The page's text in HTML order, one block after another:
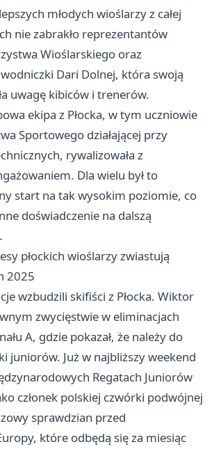
młodych wioślarzy z całej
nie zabrakło reprezentantów
Wioślarskiego oraz
Dari Dolnej, która swoją
uwagę kibiców i trenerów.
ekipa z Płocka, w tym uczniowie
Sportowego działającej przy
rywalizowała z
Dla wielu był to
start na tak wysokim poziomie, co
doświadczenie na dalszą
płockich wioślarzy zwiastują
2025
wzbudzili skifiści z Płocka. Wiktor
zwycięstwie w eliminacjach
A, gdzie pokazał, że należy do
juniorów. Już w najbliższy weekend
Regatach Juniorów
członek polskiej czwórki podwójnej
sprawdzian przed
które odbędą się za miesiąc